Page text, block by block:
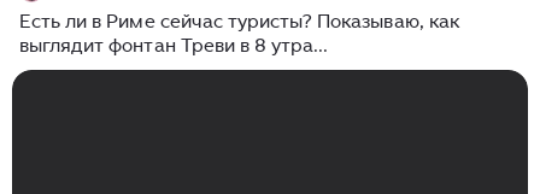
Есть ли в Риме сейчас туристы? Показываю, как
выглядит фонтан Треви в 8 утра...